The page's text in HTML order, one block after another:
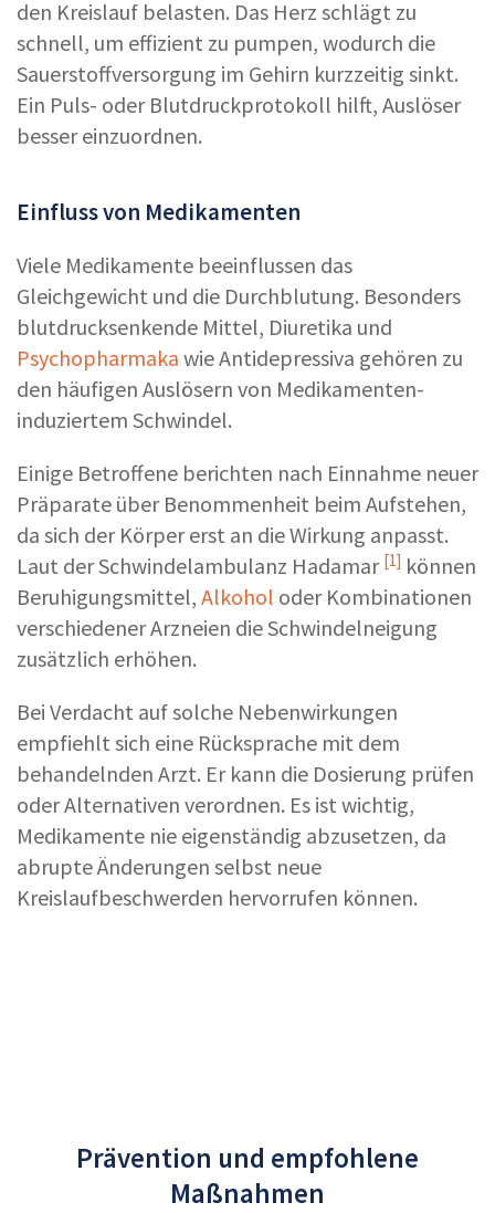
den Kreislauf belasten. Das Herz schlägt zu
schnell, um effizient zu pumpen, wodurch die
Sauerstoffversorgung im Gehirn kurzzeitig sinkt.
Ein Puls- oder Blutdruckprotokoll hilft, Auslöser
besser einzuordnen.
Einfluss von Medikamenten
Viele Medikamente beeinflussen das
Gleichgewicht und die Durchblutung. Besonders
blutdrucksenkende Mittel, Diuretika und
Psychopharmaka wie Antidepressiva gehören zu
den häufigen Auslösern von Medikamenten-
induziertem Schwindel.
Einige Betroffene berichten nach Einnahme neuer
Präparate über Benommenheit beim Aufstehen,
da sich der Körper erst an die Wirkung anpasst.
Laut derSchwindelambulanz Hadamar [1] können
Beruhigungsmittel, Alkohol oder Kombinationen
verschiedener Arzneien die Schwindelneigung
zusätzlich erhöhen.
Bei Verdacht auf solche Nebenwirkungen
empfiehlt sich eine Rücksprache mit dem
behandelnden Arzt. Er kann die Dosierung prüfen
oder Alternativen verordnen. Es ist wichtig,
Medikamente nie eigenständig abzusetzen, da
abrupte Änderungen selbst neue
Kreislaufbeschwerden hervorrufen können.
Prävention und empfohlene
Maßnahmen